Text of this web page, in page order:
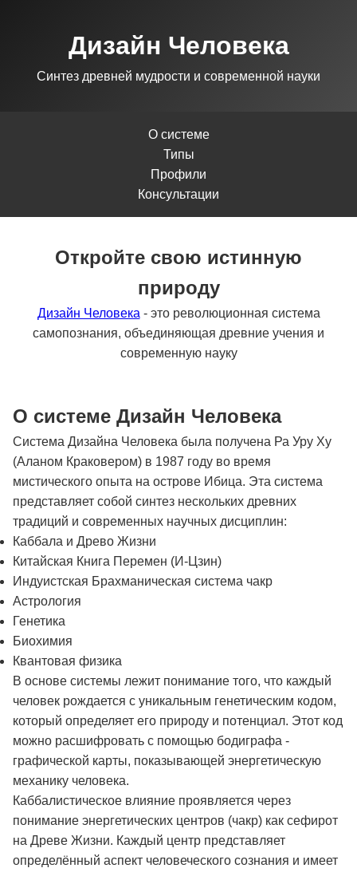
Дизайн Человека
Синтез древней мудрости и современной науки
О системе
Типы
Профили
Консультации
Откройте свою истинную
природу
Дизайн Человека - это революционная система
самопознания, объединяющая древние учения и
современную науку
О системе Дизайн Человека
Система Дизайна Человека была получена Ра Уру Ху
(Аланом Краковером) в 1987 году во время
мистического опыта на острове Ибица. Эта система
представляет собой синтез нескольких древних
традиций и современных научных дисциплин:
Каббала и Древо Жизни
Китайская Книга Перемен (И-Цзин)
Индуистская Брахманическая система чакр
Астрология
Генетика
Биохимия
Квантовая физика
В основе системы лежит понимание того, что каждый
человек рождается с уникальным генетическим кодом,
который определяет его природу и потенциал. Этот код
можно расшифровать с помощью бодиграфа -
графической карты, показывающей энергетическую
механику человека.
Каббалистическое влияние проявляется через
понимание энергетических центров (чакр) как сефирот
на Древе Жизни. Каждый центр представляет
определённый аспект человеческого сознания и имеет